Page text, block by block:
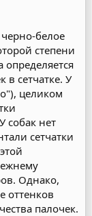
белое
степени
определяется
в сетчатке. У
целиком
собак нет
сетчатки
Однако,
оттенков
палочек.